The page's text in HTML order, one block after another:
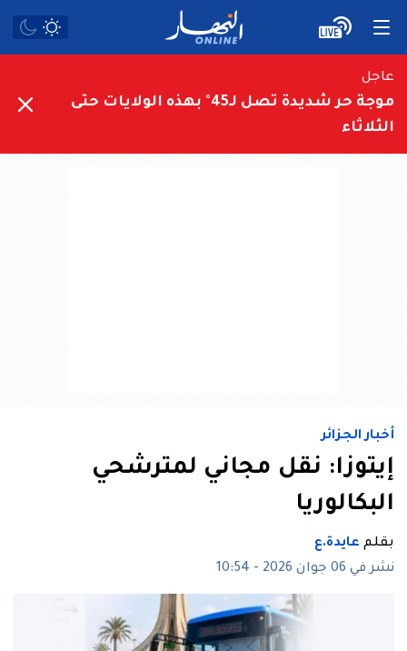
عاجل
موجة حر شديدة تصل لـ45° بهذه الولايات حتى
الثلاثاء
أخبار الجزائر
إيتوزا: نقل مجاني لمترشحي
البكالوريا
بقلم عايدة.ع
نشر في 06 جوان 2026 - 10:54